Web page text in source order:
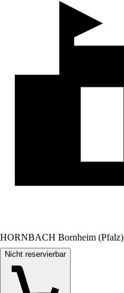
HORNBACH Bornheim (Pfalz)
Nicht reservierbar